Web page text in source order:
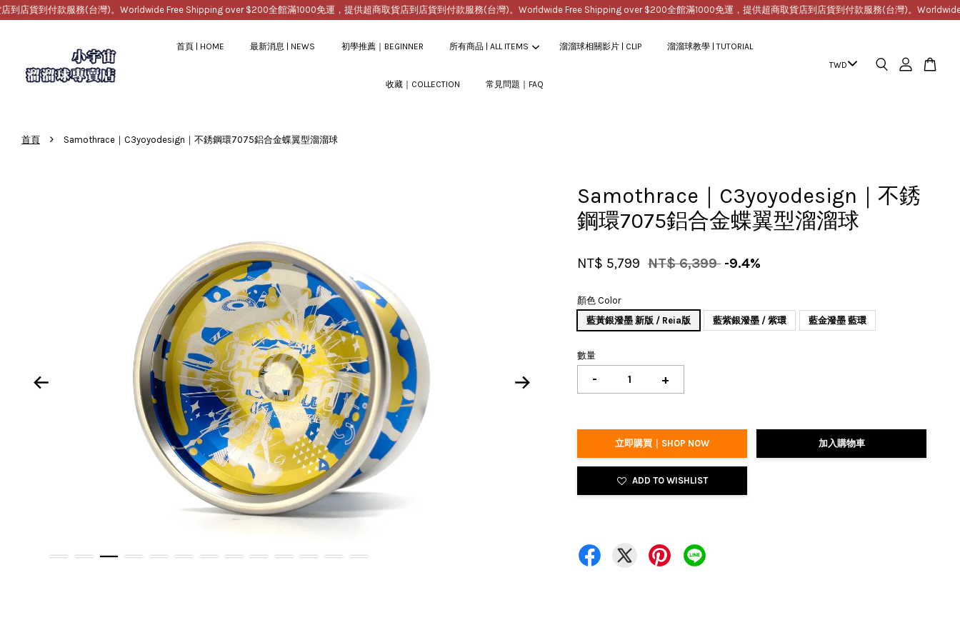
貨到付款服務(台灣)。Worldwide Free Shipping over $200 全館滿1000免運，提供超商取貨店到店貨到付款服務(台灣)。Worldwide Free Shipping over $200 全館滿1000免運，提供超商取貨店到店貨到付款服務(台灣)。Worldwide
首頁 | HOME 最新消息 | NEWS 初學推薦｜BEGINNER 所有商品 | ALL ITEMS 溜溜球相關影片 | CLIP 溜溜球教學 | TUTORIAL
收藏｜COLLECTION 常見問題｜FAQ
首頁 › Samothrace｜C3yoyodesign｜不銹鋼環7075鋁合金蝶翼型溜溜球
Samothrace｜C3yoyodesign｜不銹
鋼環7075鋁合金蝶翼型溜溜球
NT$ 5,799 NT$ 6,399 -9.4%
顏色 Color
藍黃銀潑墨 新版 / Reia版
藍紫銀潑墨 / 紫環 藍金潑墨 藍環
數量
- +
立即購買｜SHOP NOW 加入購物車
ADD TO WISHLIST